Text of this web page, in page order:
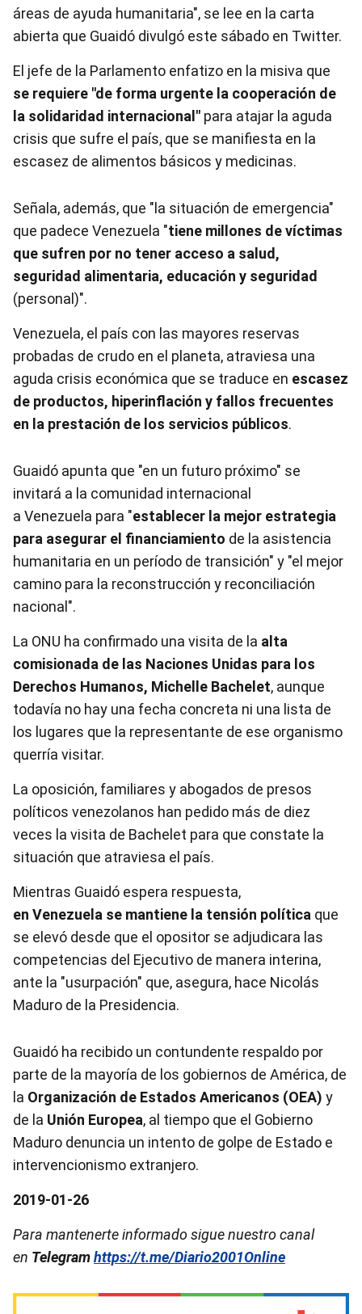
áreas de ayuda humanitaria", se lee en la carta
abierta que Guaidó divulgó este sábado en Twitter.
El jefe de la Parlamento enfatizo en la misiva que
se requiere "de forma urgente la cooperación de
la solidaridad internacional" para atajar la aguda
crisis que sufre el país, que se manifiesta en la
escasez de alimentos básicos y medicinas.
Señala, además, que "la situación de emergencia"
que padece Venezuela "tiene millones de víctimas
que sufren por no tener acceso a salud,
seguridad alimentaria, educación y seguridad
(personal)".
Venezuela, el país con las mayores reservas
probadas de crudo en el planeta, atraviesa una
aguda crisis económica que se traduce en escasez
de productos, hiperinflación y fallos frecuentes
en la prestación de los servicios públicos.
Guaidó apunta que "en un futuro próximo" se
invitará a la comunidad internacional
a Venezuela para "establecer la mejor estrategia
para asegurar el financiamiento de la asistencia
humanitaria en un período de transición" y "el mejor
camino para la reconstrucción y reconciliación
nacional".
La ONU ha confirmado una visita de la alta
comisionada de las Naciones Unidas para los
Derechos Humanos, Michelle Bachelet, aunque
todavía no hay una fecha concreta ni una lista de
los lugares que la representante de ese organismo
querría visitar.
La oposición, familiares y abogados de presos
políticos venezolanos han pedido más de diez
veces la visita de Bachelet para que constate la
situación que atraviesa el país.
Mientras Guaidó espera respuesta,
en Venezuela se mantiene la tensión política que
se elevó desde que el opositor se adjudicara las
competencias del Ejecutivo de manera interina,
ante la "usurpación" que, asegura, hace Nicolás
Maduro de la Presidencia.
Guaidó ha recibido un contundente respaldo por
parte de la mayoría de los gobiernos de América, de
la Organización de Estados Americanos (OEA) y
de la Unión Europea, al tiempo que el Gobierno
Maduro denuncia un intento de golpe de Estado e
intervencionismo extranjero.
2019-01-26
Para mantenerte informado sigue nuestro canal
en Telegramhttps://t.me/Diario2001Online